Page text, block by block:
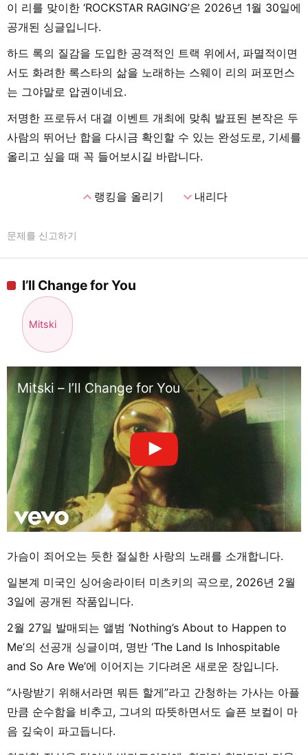
이 리를 맞이한 ‘ROCKSTAR RAGING’은 2026년 1월 30일에
공개된 싱글입니다.
하드 록의 질감을 도입한 공격적인 트랙 위에서, 파멸적이면
서도 화려한 록스타의 삶을 노래하는 스웨이 리의 퍼포먼스
는 그야말로 압권이네요.
저명한 프로듀서 대결 이벤트 개최에 맞춰 발표된 본작은 두
사람의 뛰어난 합을 다시금 확인할 수 있는 완성도로, 기세를
올리고 싶을 때 꼭 들어보시길 바랍니다.
expand_less랭킹을 올리기 expand_more내리다
문제를 신고하기
I’ll Change for You
Mitski
Mitski – I’ll Change for You
가슴이 죄어오는 듯한 절실한 사랑의 노래를 소개합니다.
일본계 미국인 싱어송라이터 미츠키의 곡으로, 2026년 2월
3일에 공개된 작품입니다.
2월 27일 발매되는 앨범 ‘Nothing’s About to Happen to
Me’의 선공개 싱글이며, 명반 ‘The Land Is Inhospitable
and So Are We’에 이어지는 기다려온 새로운 장입니다.
“사랑받기 위해서라면 뭐든 할게”라고 간청하는 가사는 아플
만큼 순수함을 비추고, 그녀의 따뜻하면서도 슬픈 보컬이 마
음 깊숙이 파고듭니다.